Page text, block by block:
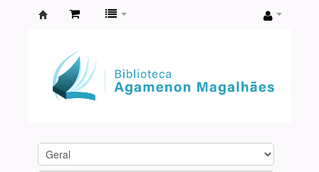
Agamenon
Magalhães